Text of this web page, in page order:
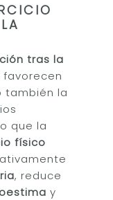
tras la
favorecen
también la
que la
físico
, reduce
y